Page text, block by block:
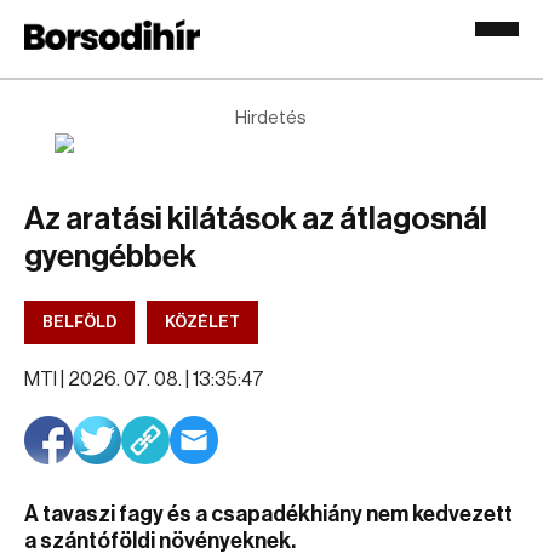
Hirdetés
Az aratási kilátások az átlagosnál
gyengébbek
BELFÖLD KÖZÉLET
MTI | 2026. 07. 08. | 13:35:47
A tavaszi fagy és a csapadékhiány nem kedvezett
a szántóföldi növényeknek.